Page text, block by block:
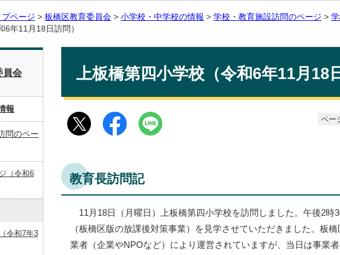
プページ > 板橋区教育委員会 > 小学校・中学校の情報 > 学校・教育施設訪問のページ >
6年11月18日訪問）
上板橋第四小学校（令和6年11月18
ペー
教育長訪問記
11月18日（月曜日）上板橋第四小学校を訪問しました。午後2時
（板橋区版の放課後対策事業）を見学させていただきました。板
業者（企業やNPOなど）により運営されていますが、当日は事業
員会
報
問のペー
（令和6
令和7年3